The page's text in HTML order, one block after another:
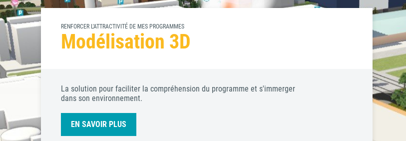
RENFORCER L'ATTRACTIVITÉ DE MES PROGRAMMES
Modélisation 3D
La solution pour faciliter la compréhension du programme et s'immerger
dans son environnement.
EN SAVOIR PLUS